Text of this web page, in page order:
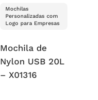
Mochilas
Personalizadas com
Logo para Empresas
Mochila de
Nylon USB 20L
– X01316